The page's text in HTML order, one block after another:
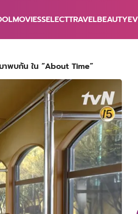
MOVIESSELECTTRAVELBEAUTY
าพบกัน ใน “About Time”